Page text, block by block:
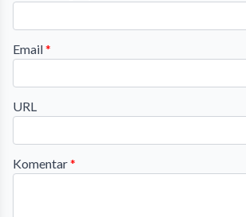
Email*
URL
Komentar*